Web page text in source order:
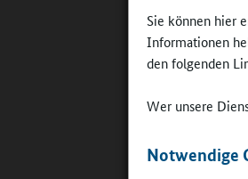
Sie können hier
Informationen
den folgenden
Wer unsere
Notwendige